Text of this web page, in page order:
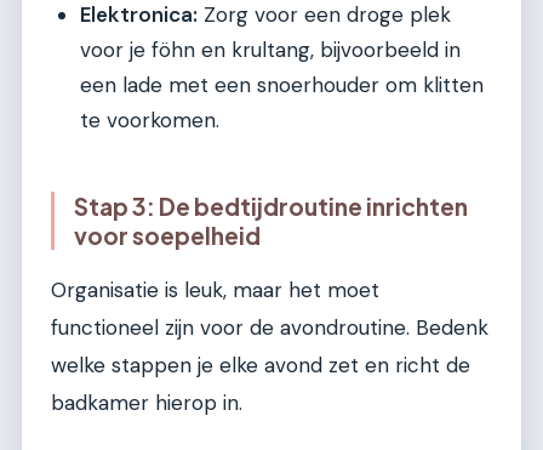
Elektronica: Zorg voor een droge plek
voor je föhn en krultang, bijvoorbeeld in
een lade met een snoerhouder om klitten
te voorkomen.
Stap 3: De bedtijdroutine inrichten
voor soepelheid
Organisatie is leuk, maar het moet
functioneel zijn voor de avondroutine. Bedenk
welke stappen je elke avond zet en richt de
badkamer hierop in.